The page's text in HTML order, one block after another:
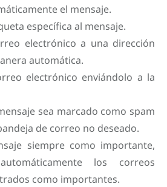
el mensaje.
específica al mensaje.
electrónico a una dirección
automática.
electrónico enviándolo a la
sea marcado como spam
de correo no deseado.
siempre como importante,
los correos
como importantes.